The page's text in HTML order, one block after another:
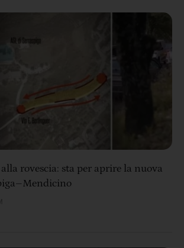
rovescia: sta per aprire la nuova